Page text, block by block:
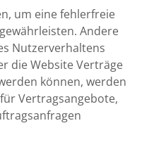
um eine fehlerfreie
Andere
Nutzerverhaltens
die Website Verträge
können, werden
Vertragsangebote,